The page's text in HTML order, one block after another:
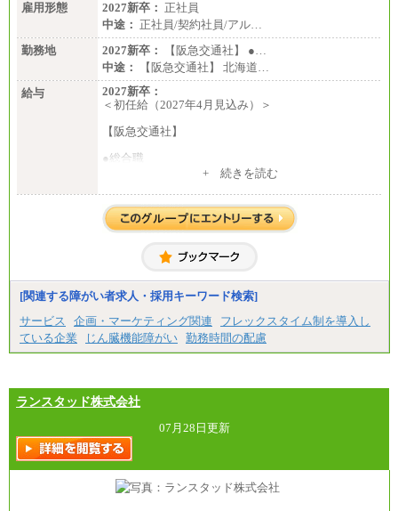
雇用形態
2027新卒： 正社員
中途： 正社員/契約社員/アル…
勤務地
2027新卒：
【阪急交通社】 ●…
中途：
【阪急交通社】 北海道…
給与
2027新卒：
＜初任給（2027年4月見込み）＞
【阪急交通社】
●総合職
(※3)、239,000円(※4)、237,000円（※5）
・専門・短大卒
(※3)、218,500円(※4)、216,500円（※5）
※1…東京都、埼玉県、千葉県、神奈川県
※2…大阪府、京都府、兵庫県、滋賀県
※3…愛知県、静岡県
※4…北海道、宮城県、栃木県、群馬県、長野県、新
潟県、富山県、石川県、岡山県、広島県、山口県、
香川県、福岡県
県、福島県、山形県
・月給には一律地域手当を含んだ金額を表示
（一律地域手当：※1…36,000円、※2…33,000円、
※3…28,000円、※4…25,000円、※5…23,000円）
・試用期間中も給与変更なし
●基幹職（地域限定社員）
・大学・院卒／月給185,000 円～219,000 円 ※勤務地
+ 続きを読む
[関連する障がい者求人・採用キーワード検索]
サービス
企画・マーケティング関連
フレックスタイム制を導入し
ている企業
じん臓機能障がい 勤務時間の配慮
ランスタッド株式会社
07月28日更新